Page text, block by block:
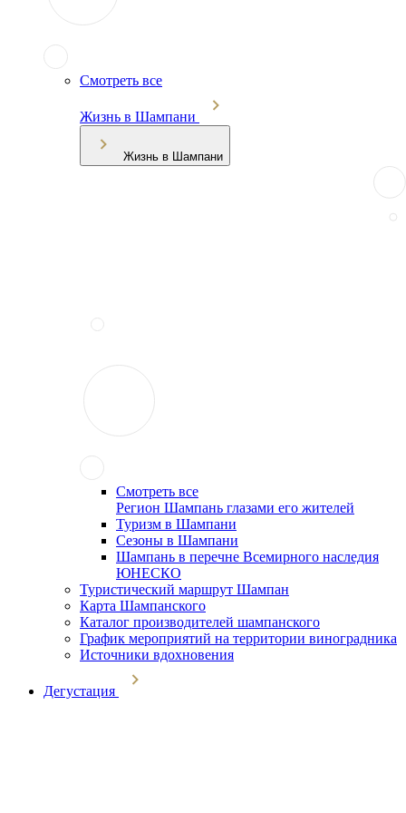
Смотреть все
Жизнь в Шампани
Жизнь в Шампани
Смотреть все
Регион Шампань глазами его жителей
Туризм в Шампани
Сезоны в Шампани
Шампань в перечне Всемирного наследия
ЮНЕСКО
Туристический маршрут Шампан
Карта Шампанского
Каталог производителей шампанского
График мероприятий на территории виноградника
Источники вдохновения
Дегустация